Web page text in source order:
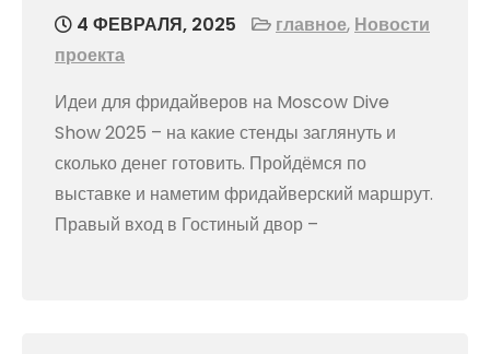
4 ФЕВРАЛЯ, 2025 главное, Новости
проекта
Идеи для фридайверов на Moscow Dive
Show 2025 – на какие стенды заглянуть и
сколько денег готовить. Пройдёмся по
выставке и наметим фридайверский маршрут.
Правый вход в Гостиный двор –